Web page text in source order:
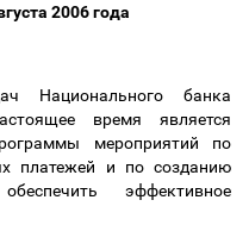
2006 года
Национального банка
время является
мероприятий по
платежей и по созданию
эффективное